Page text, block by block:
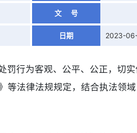
文 号
日期 2023-
行为客观、公平、公正，切
法律法规规定，结合执法领域